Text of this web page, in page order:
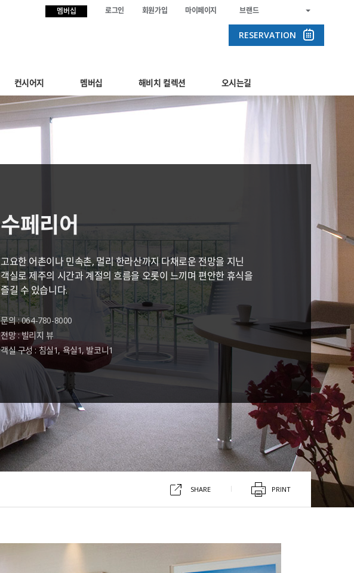
멤버십 로그인 회원가입 마이페이지 브랜드
RESERVATION
컨시어지 멤버십 해비치 컬렉션 오시는길
수페리어
고요한 어촌이나 민속촌, 멀리 한라산까지 다채로운 전망을 지닌
객실로 제주의 시간과 계절의 흐름을 오롯이 느끼며 편안한 휴식을
즐길 수 있습니다.
문의 : 064-780-8000
전망 : 빌리지 뷰
객실 구성 : 침실1, 욕실1, 발코니1
SHARE PRINT